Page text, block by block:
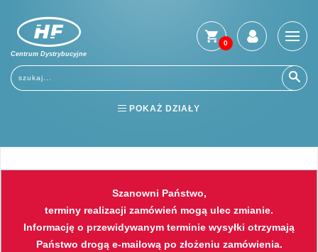
Centrum Dystrybucyjne
0
POKAŻ DZIAŁY
NARZĘDZIA SPAWALNICTWO
Szanowni Państwo,
terminy realizacji zamówień mogą ulec zmianie.
Informację o przewidywanym terminie wysyłki otrzymają
Państwo drogą e-mailową po złożeniu zamówienia.